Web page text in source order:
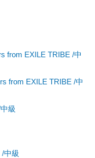
from EXILE TRIBE /中
from EXILE TRIBE /中
級
/中級